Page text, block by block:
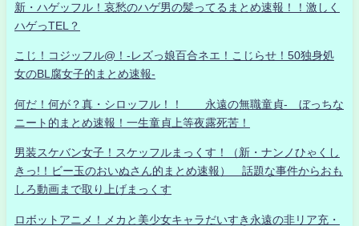
新・ハゲッフル！哀愁のハゲ男の髪ってるまとめ速報！！激しく
ハゲっTEL？
こじ！コジッフル@！-レズっ娘百合ネエ！こじらせ！50独身処
女のBL腐女子的まとめ速報-
何だ！何が？真・シロッフル！！ 永遠の無職童貞- ぼっちな
ニート的まとめ速報！一生童貞上等夜露死苦！
男装スケバン女子！スケッフルまっくす！（新・ナンノひゃくし
きっ!！ビー玉のおいぬさん的まとめ速報） 話題な事件からおも
しろ動画まで取り上げまっくす
ロボットアニメ！メカと美少女キャラだいすき永遠の非リア充・